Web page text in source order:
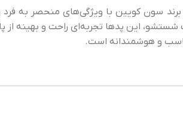
سون کویین با ویژگی‌های منحصر به فرد
این پدها تجربه‌ای راحت و بهینه از
و هوشمندانه است.